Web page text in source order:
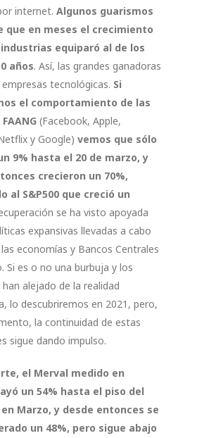
internet. Algunos guarismos
que en meses el crecimiento
equiparó al de los
años. Así, las grandes ganadoras
tecnológicas. Si
el comportamiento de las
(Facebook, Apple,
y Google) vemos que sólo
9% hasta el 20 de marzo, y
crecieron un 70%,
al S&P500 que creció un
se ha visto apoyada
expansivas llevadas a cabo
economías y Bancos Centrales
Si es o no una burbuja y los
alejado de la realidad
lo descubriremos en 2021, pero,
la continuidad de estas
sigue dando impulso.
el Merval medido en
un 54% hasta el piso del
Marzo, y desde entonces se
un 48%, pero sigue abajo